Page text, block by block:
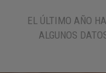
EL ÚLTIMO AÑO
ALGUNOS